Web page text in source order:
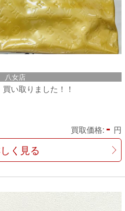
八女店
い取りました！！
買取価格: - 円
く見る